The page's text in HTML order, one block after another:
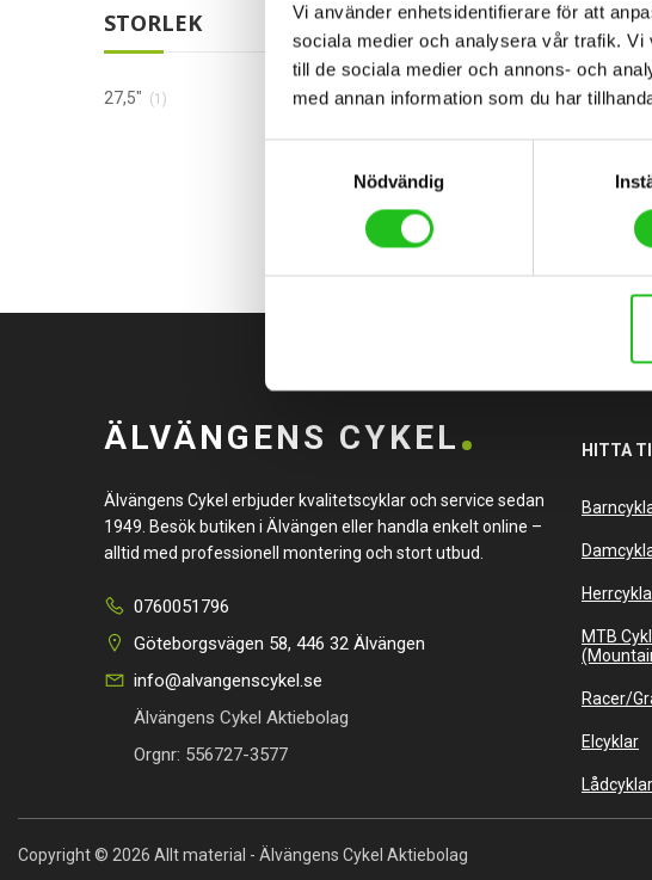
Vi använder enhetsidentifierare för att
sociala medier och analysera vår trafik. Vi
till de sociala medier och annons- och
med annan information som du har
Nödvändig
STORLEK
27,5" (1)
Barncyklar
Orbea Kimu 27
9 999,00kr
ÄLVÄNGENS CYKEL
Älvängens Cykel erbjuder kvalitetscyklar och service sedan
1949. Besök butiken i Älvängen eller handla enkelt online –
alltid med professionell montering och stort utbud.
0760051796
Göteborgsvägen 58, 446 32 Älvängen
info@alvangenscykel.se
Älvängens Cykel Aktiebolag
Orgnr: 556727-3577
HITTA
MTB
Racer/
Elcyklar
Lådcyklar
Copyright © 2026 Allt material - Älvängens Cykel Aktiebolag